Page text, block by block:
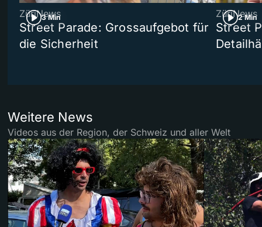
3 Min
ZüriNews
Street Parade: Grossaufgebot für
die Sicherheit
2 Min
ZüriNews
Street
Weitere News
Videos aus der Region, der Schweiz und aller Welt